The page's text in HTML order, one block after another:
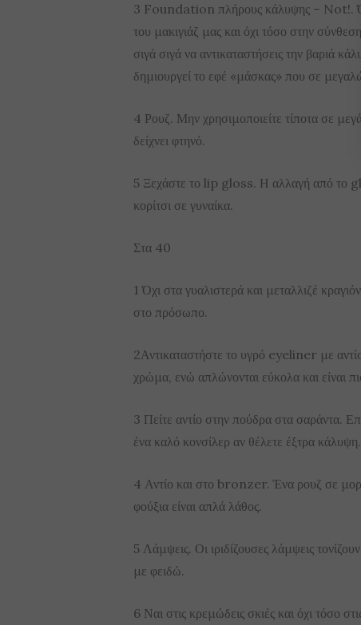
3 Foundation πλήρους κάλυψης – Not!.
του μακιγιάζ μας και όχι τόσο στην
σιγά σιγά να αντικαταστήσεις την βαριά
δημιουργεί το εφέ «μάσκας» που σε
4 Ρουζ. Μην χρησιμοποιείτε τίποτα σε
δείχνει φτηνό.
5 Ξεχάστε το lip gloss. Η αλλαγή από το
κορίτσι σε γυναίκα.
Στα 40
1 Όχι στα γυαλιστερά και μεταλλιζέ
στο πρόσωπο.
2Αντικαταστήστε το υγρό eyeliner με
χρώμα, ενώ απλώνονται εύκολα και είναι
3 Πείτε αντίο στην πούδρα στα σαράντα.
ένα καλό κονσίλερ αν θέλετε έξτρα κάλυψη.
4 Αντίο και στο bronzer. Ένα ρουζ σε
φούξια είναι απλά λάθος.
5 Λάμψεις. Οι ιριδίζουσες λάμψεις
με φειδώ.
6 Ναι στις κρεμώδεις σκιές και όχι τόσο